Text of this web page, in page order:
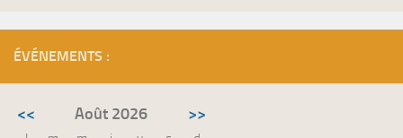
ÉVÉNEMENTS :
<< Août 2026 >>